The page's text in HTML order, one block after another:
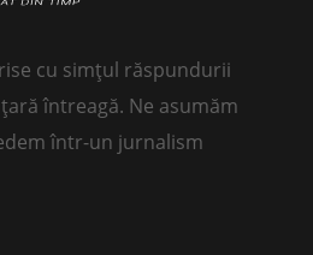
cu simțul răspundurii
întreagă. Ne asumăm
într-un jurnalism